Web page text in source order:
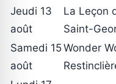
Jeudi 13
août
La Leçon
Saint-
Samedi 15
août
Wonder